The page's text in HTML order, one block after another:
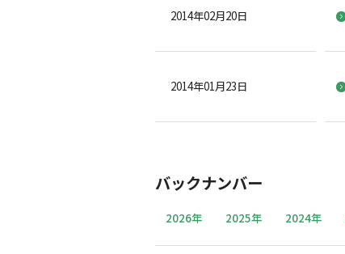
2014年02月20日
2014年01月23日
バックナンバー
2026年 2025年 2024年